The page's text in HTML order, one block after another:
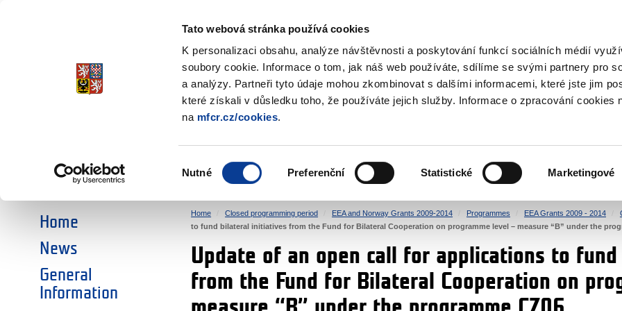
Tato webová stránka používá cookies
K personalizaci obsahu, analýze návštěvnosti a poskytování funkcí sociálních médií
soubory cookie. Informace o tom, jak náš web používáte, sdílíme se svými partnery pro
a analýzy. Partneři tyto údaje mohou zkombinovat s dalšími informacemi, které jste jim
které získali v důsledku toho, že používáte jejich služby. Informace o zpracování cookies
na mfcr.cz/cookies.
souhlasu
Nutné Preferenční Statistické Marketingové
EEA and Norway Grants
CHOOSE AN AREA:
SOCIAL DIALOGUE ENVIRONMENT HUMAN RIGHTS JUSTICE
Home
News
General
Information
Home Closed programming period EEA and Norway Grants 2009-2014 Programmes EEA Grants 2009 - 2014
to fund bilateral initiatives from the Fund for Bilateral Cooperation on programme level – measure “B” under the
Update of an open call for applications to
from the Fund for Bilateral Cooperation on